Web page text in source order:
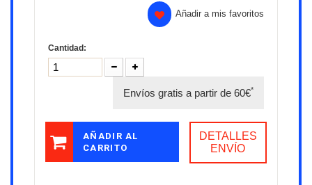
Añadir a mis favoritos
Cantidad:
Envíos gratis a partir de 60€*
AÑADIR AL
CARRITO
DETALLES
ENVÍO